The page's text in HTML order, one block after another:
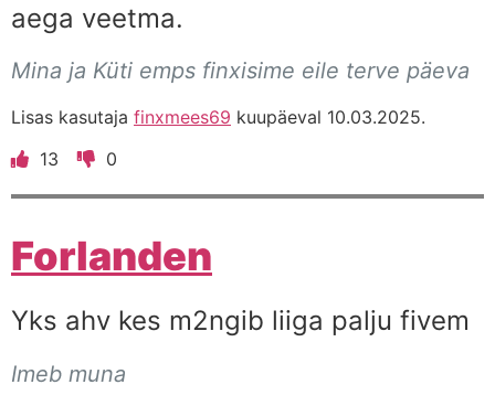
aega veetma.
Mina ja Küti emps finxisime eile terve päeva
Lisas kasutaja finxmees69 kuupäeval 10.03.2025.
13
0
Forlanden
Yks ahv kes m2ngib liiga palju fivem
Imeb muna